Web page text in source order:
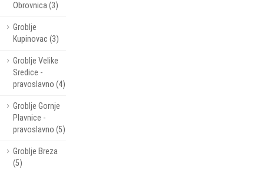
Obrovnica (3)
Groblje
Kupinovac (3)
Groblje Velike
Sredice -
pravoslavno (4)
Groblje Gornje
Plavnice -
pravoslavno (5)
Groblje Breza
(5)